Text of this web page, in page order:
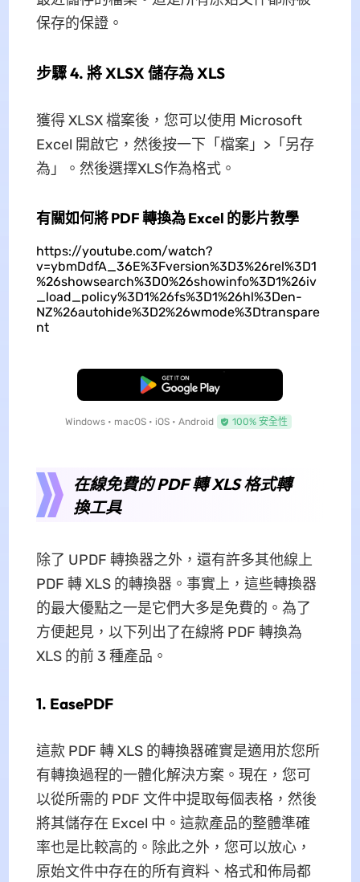
保存的保證。
步驟 4. 將 XLSX 儲存為 XLS
獲得 XLSX 檔案後，您可以使用 Microsoft
Excel 開啟它，然後按一下「檔案」>「另存
為」。然後選擇XLS作為格式。
有關如何將 PDF 轉換為 Excel 的影片教學
https://youtube.com/watch?
v=ybmDdfA_36E%3Fversion%3D3%26rel%3D1
%26showsearch%3D0%26showinfo%3D1%26iv
_load_policy%3D1%26fs%3D1%26hl%3Den-
NZ%26autohide%3D2%26wmode%3Dtranspare
nt
免費下載
Windows • macOS • iOS • Android 100% 安全性
在線免費的 PDF 轉 XLS 格式轉
換工具
除了 UPDF 轉換器之外，還有許多其他線上
PDF 轉 XLS 的轉換器。事實上，這些轉換器
的最大優點之一是它們大多是免費的。為了
方便起見，以下列出了在線將 PDF 轉換為
XLS 的前 3 種產品。
1. EasePDF
這款 PDF 轉 XLS 的轉換器確實是適用於您所
有轉換過程的一體化解決方案。現在，您可
以從所需的 PDF 文件中提取每個表格，然後
將其儲存在 Excel 中。這款產品的整體準確
率也是比較高的。除此之外，您可以放心，
原始文件中存在的所有資料、格式和佈局都